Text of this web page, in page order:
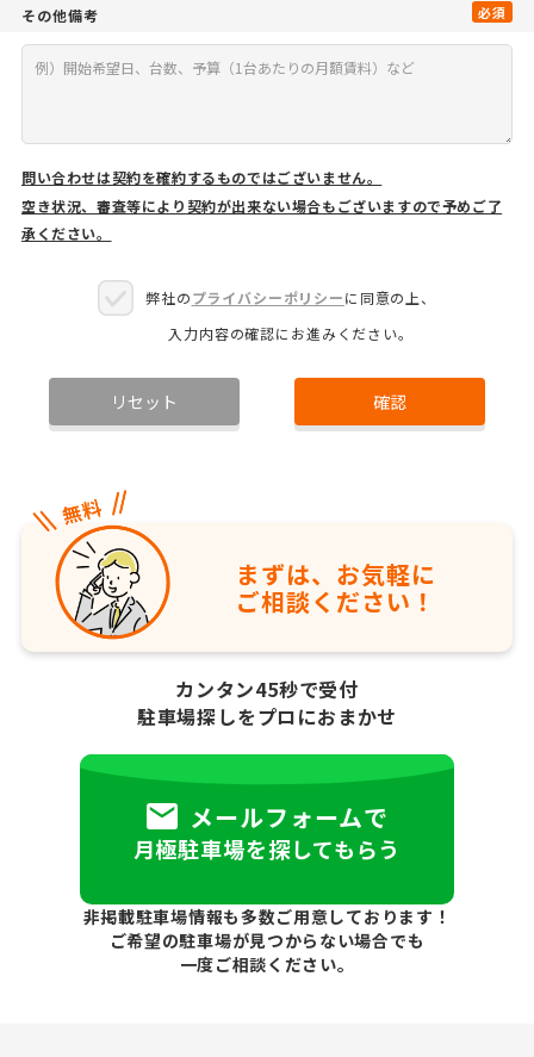
その他備考 必須
問い合わせは契約を確約するものではございません。
空き状況、審査等により契約が出来ない場合もございますので予めご了
承ください。
弊社のプライバシーポリシーに同意の上、
入力内容の確認にお進みください。
リセット 確認
まずは、お気軽に
ご相談ください！
カンタン45秒で受付
駐車場探しをプロにおまかせ
メールフォームで
月極駐車場を探してもらう
非掲載駐車場情報も多数ご用意しております！
ご希望の駐車場が見つからない場合でも
一度ご相談ください。